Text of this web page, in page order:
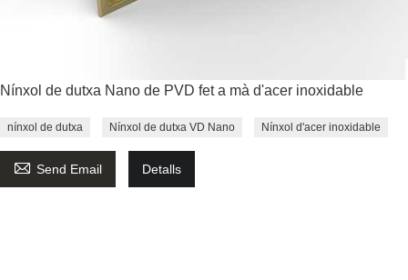
Nínxol de dutxa Nano de PVD fet a mà d'acer inoxidable
nínxol de dutxa Nínxol de dutxa VD Nano Nínxol d'acer inoxidable
 Send Email Detalls